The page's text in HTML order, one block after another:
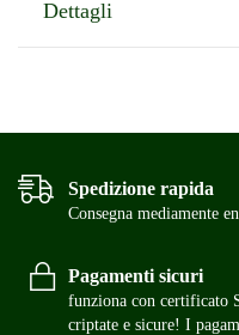
Dettagli
Spedizione rapida
Consegna mediamente
Pagamenti sicuri
funziona con certificato
criptate e sicure! I